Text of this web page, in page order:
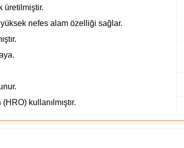
üretilmiştir.
nefes alam özelliği sağlar.
kullanılmıştır.